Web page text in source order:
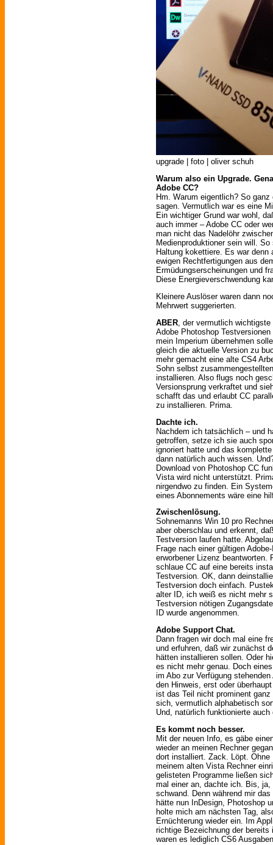
upgrade | foto | oliver schuh
Warum also ein Upgrade.
Adobe CC?
Hm. Warum eigentlich? So
sagen. Vermutlich war es eine
Ein wichtiger Grund war wohl,
auch immer – Adobe CC oder
man nicht das Nadelöhr
Medienproduktioner sein will.
Haltung kokettiere. Es war denn
ewigen Rechtfertigungen aus
Ermüdungserscheinungen und
Diese Energieverschwendung
Kleinere Auslöser waren dann
Mehrwert suggerierten.
ABER , der vermutlich
Adobe Photoshop
mein Imperium übernehmen
gleich die aktuelle Version zu
mehr gemacht eine alte CS4
Sohn selbst
installieren. Also flugs noch
Versionsprung verkraftet und
schafft das und erlaubt CC
zu installieren. Prima.
Dachte ich.
Nachdem ich tatsächlich – und
getroffen, setze ich sie auch
ignoriert hatte und das
dann natürlich auch wissen.
Download von Photoshop CC
Vista wird nicht unterstützt.
nirgendwo zu finden. Ein
eines Abonnements wäre eine
Zwischenlösung.
Sohnemanns Win 10 pro
aber oberschlau und erkennt,
Testversion laufen hatte.
Frage nach einer gültigen
erworbener Lizenz
schlaue CC auf eine bereits
Testversion. OK, dann
Testversion doch einfach.
alter ID, ich weiß es nicht mehr
Testversion nötigen
ID wurde angenommen.
Adobe Support Chat.
Dann fragen wir doch mal eine
und erfuhren, daß wir zunächst
hätten installieren sollen. Oder
es nicht mehr genau. Doch
im Abo zur Verfügung
den Hinweis, erst oder
ist das Teil nicht prominent
sich, vermutlich alphabetisch
Und, natürlich funktionierte
Es kommt noch besser.
Mit der neuen Info, es gäbe
wieder an meinen Rechner
dort installiert. Zack. Löpt.
meinem alten Vista Rechner
gelisteten Programme ließen
mal einer an, dachte ich. Bis,
schwand. Denn während mir
hätte nun InDesign, Photoshop
holte mich am nächsten Tag,
Ernüchterung wieder ein. Im
richtige Bezeichnung der
waren es lediglich CS6